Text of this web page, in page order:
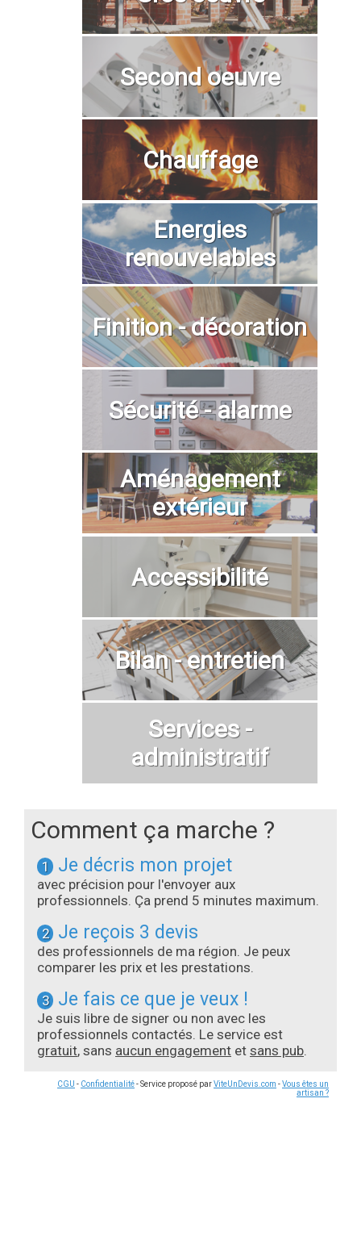
Second oeuvre
Chauffage
Energies
renouvelables
Finition - décoration
Sécurité - alarme
Aménagement
extérieur
Accessibilité
Bilan - entretien
Services -
administratif
Comment ça marche ?
1 Je décris mon projet
avec précision pour l'envoyer aux
professionnels. Ça prend 5 minutes maximum.
2 Je reçois 3 devis
des professionnels de ma région. Je peux
comparer les prix et les prestations.
3 Je fais ce que je veux !
Je suis libre de signer ou non avec les
professionnels contactés. Le service est
gratuit, sans aucun engagement et sans pub.
CGU - Confidentialité- Service proposé parViteUnDevis.com -Vous êtes un
artisan ?